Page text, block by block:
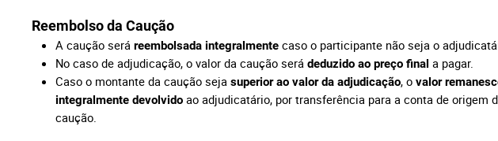
Reembolso da Caução
A caução será reembolsada integralmente caso o participante não seja o
No caso de adjudicação, o valor da caução será deduzido ao preço final a pagar.
Caso o montante da caução seja superior ao valor da adjudicação, o valor
integralmente devolvido ao adjudicatário, por transferência para a conta de origem
caução.